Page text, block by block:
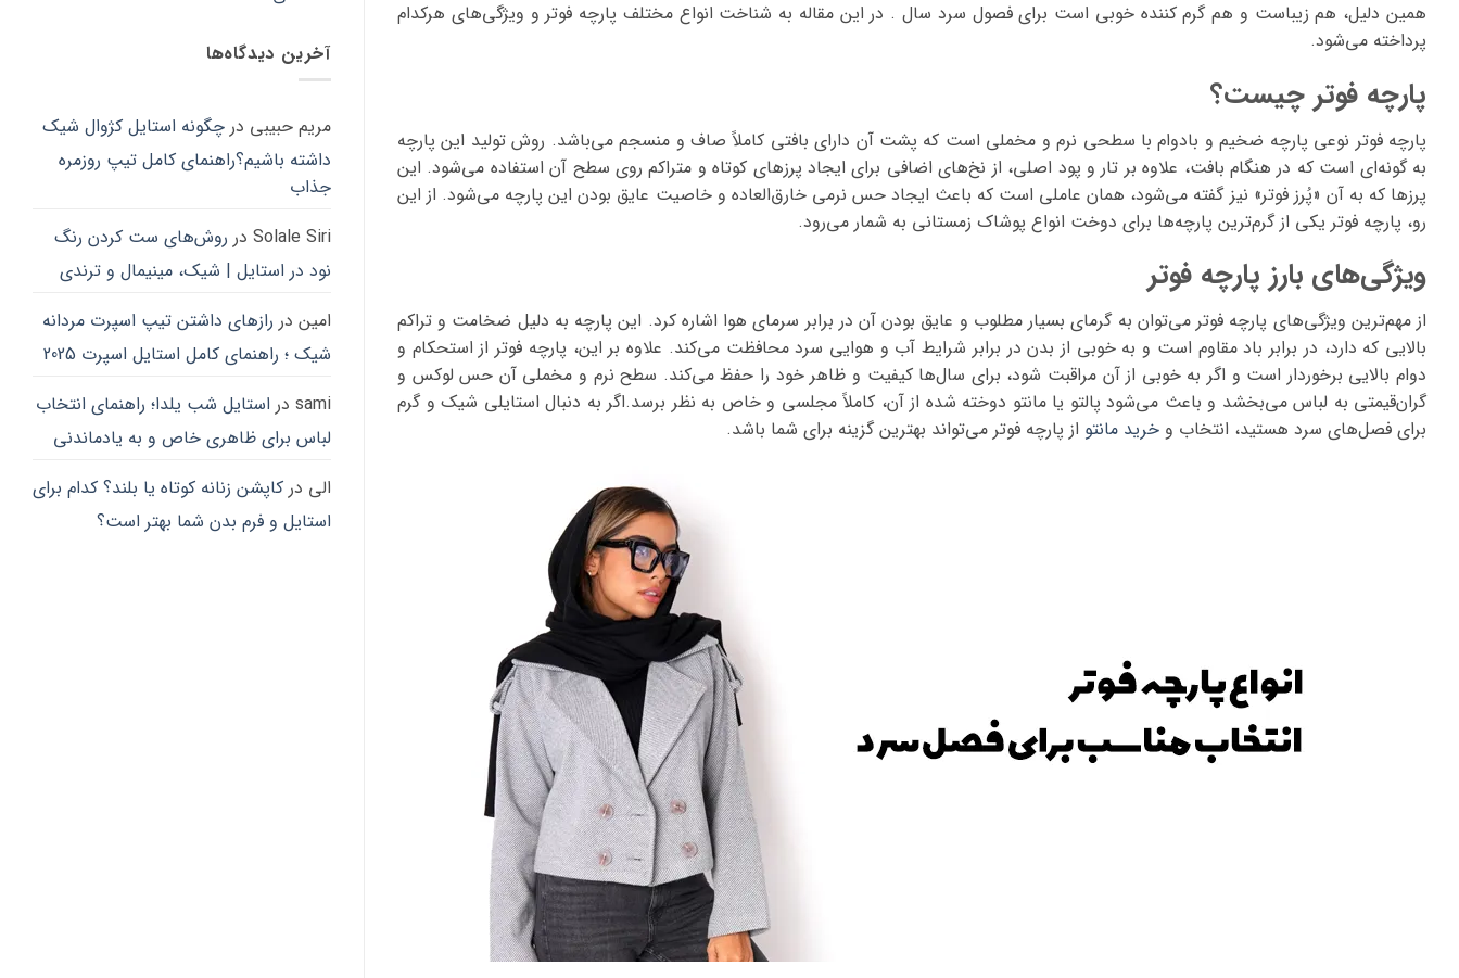
همین دلیل، هم زیباست و هم گرم کننده خوبی است برای فصول سرد سال . در این مقاله به شناخت انواع مختلف پارچه فوتر و ویژگی‌های هرکدام
پرداخته می‌شود.
پارچه فوتر چیست؟
پارچه فوتر نوعی پارچه ضخیم و بادوام با سطحی نرم و مخملی است که پشت آن دارای بافتی کاملاً صاف و منسجم می‌باشد. روش تولید این پارچه
به گونه‌ای است که در هنگام بافت، علاوه بر تار و پود اصلی، از نخ‌های اضافی برای ایجاد پرزهای کوتاه و متراکم روی سطح آن استفاده می‌شود. این
پرزها که به آن «پُرز فوتر» نیز گفته می‌شود، همان عاملی است که باعث ایجاد حس نرمی خارق‌العاده و خاصیت عایق بودن این پارچه می‌شود. از این
رو، پارچه فوتر یکی از گرم‌ترین پارچه‌ها برای دوخت انواع پوشاک زمستانی به شمار می‌رود.
ویژگی‌های بارز پارچه فوتر
از مهم‌ترین ویژگی‌های پارچه فوتر می‌توان به گرمای بسیار مطلوب و عایق بودن آن در برابر سرمای هوا اشاره کرد. این پارچه به دلیل ضخامت و تراکم
بالایی که دارد، در برابر باد مقاوم است و به خوبی از بدن در برابر شرایط آب و هوایی سرد محافظت می‌کند. علاوه بر این، پارچه فوتر از استحکام و
دوام بالایی برخوردار است و اگر به خوبی از آن مراقبت شود، برای سال‌ها کیفیت و ظاهر خود را حفظ می‌کند. سطح نرم و مخملی آن حس لوکس و
گران‌قیمتی به لباس می‌بخشد و باعث می‌شود پالتو یا مانتو دوخته شده از آن، کاملاً مجلسی و خاص به نظر برسد.اگر به دنبال استایلی شیک و گرم
برای فصل‌های سرد هستید، انتخاب و خرید مانتو از پارچه فوتر می‌تواند بهترین گزینه برای شما باشد.
ممکن
است
محصول
انتخاب
شوند
آخرین دیدگاه‌ها
مریم حبیبی در چگونه استایل کژوال شیک
داشته باشیم؟راهنمای کامل تیپ روزمره
جذاب
Solale Siri در روش‌های ست کردن رنگ
نود در استایل | شیک، مینیمال و ترندی
امین در رازهای داشتن تیپ اسپرت مردانه
شیک ؛ راهنمای کامل استایل اسپرت 2025
sami در استایل شب یلدا؛ راهنمای انتخاب
لباس برای ظاهری خاص و به یادماندنی
الی در کاپشن زنانه کوتاه یا بلند؟ کدام برای
استایل و فرم بدن شما بهتر است؟